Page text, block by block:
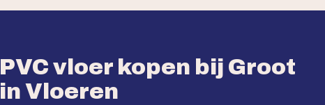
PVC vloer kopen bij Groot
in Vloeren